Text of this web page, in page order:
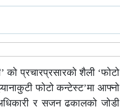
को प्रचारप्रसारको शैली ‘फोटो
फोटो कन्टेस्ट’मा आफ्नो
र सजन ढकालको जोडी